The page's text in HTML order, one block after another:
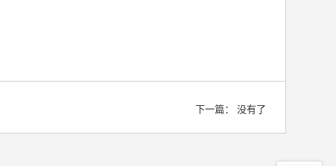
下一篇： 没有了